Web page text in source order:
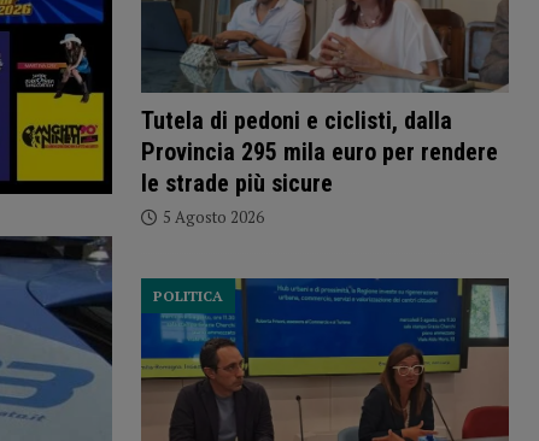
Tutela di pedoni e ciclisti, dalla
Provincia 295 mila euro per rendere
le strade più sicure
5 Agosto 2026
POLITICA